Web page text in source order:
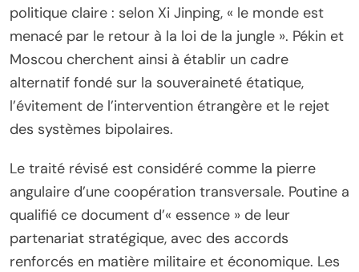
politique claire : selon Xi Jinping, « le monde est
menacé par le retour à la loi de la jungle ». Pékin et
Moscou cherchent ainsi à établir un cadre
alternatif fondé sur la souveraineté étatique,
l’évitement de l’intervention étrangère et le rejet
des systèmes bipolaires.
Le traité révisé est considéré comme la pierre
angulaire d’une coopération transversale. Poutine a
qualifié ce document d’« essence » de leur
partenariat stratégique, avec des accords
renforcés en matière militaire et économique. Les